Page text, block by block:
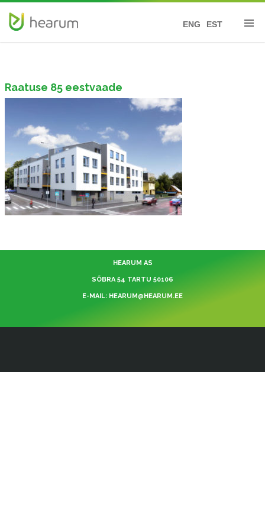
EST
ENG
Raatuse 85 eestvaade
HEARUM AS
SÕBRA 54 TARTU 50106
E-MAIL: HEARUM@HEARUM.EE